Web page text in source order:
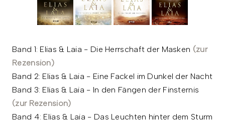
Band 1: Elias & Laia - Die Herrschaft der Masken (zur
Rezension)
Band 2: Elias & Laia - Eine Fackel im Dunkel der Nacht
Band 3: Elias & Laia - In den Fängen der Finsternis
(zur Rezension)
Band 4: Elias & Laia - Das Leuchten hinter dem Sturm